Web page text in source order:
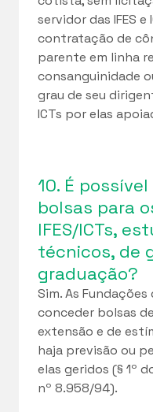
servidor das IFES
contratação de
parente em linha
consanguinidade
grau de seu
ICTs por elas
10. É
bolsas para
IFES/ICTs,
técnicos, de
graduação?
Sim. As
conceder bolsas
extensão e de
haja previsão ou
elas geridos (§ 1º
nº 8.958/94).